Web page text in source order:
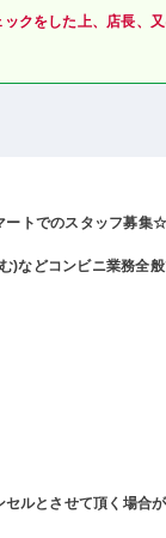
クをした上、店長、
ートでのスタッフ募集
)などコンビニ業務全
ルとさせて頂く場合